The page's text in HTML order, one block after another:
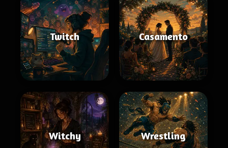
Twitch Casamento
Witchy Wrestling